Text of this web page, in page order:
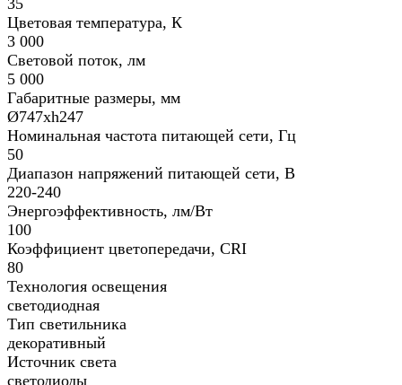
35
Цветовая температура, К
3 000
Световой поток, лм
5 000
Габаритные размеры, мм
Ø747хh247
Номинальная частота питающей сети, Гц
50
Диапазон напряжений питающей сети, В
220-240
Энергоэффективность, лм/Вт
100
Коэффициент цветопередачи, CRI
80
Технология освещения
светодиодная
Тип светильника
декоративный
Источник света
светодиоды